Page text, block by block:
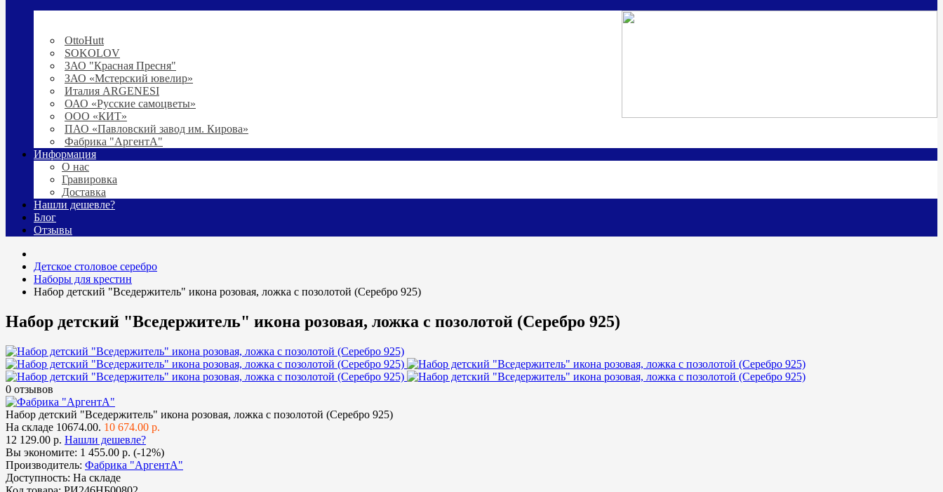
OttoHutt
SOKOLOV
ЗАО "Красная Пресня"
ЗАО «Мстерский ювелир»
Италия ARGENESI
ОАО «Русские самоцветы»
ООО «КИТ»
ПАО «Павловский завод им. Кирова»
Фабрика "АргентА"
Информация
О нас
Гравировка
Доставка
Нашли дешевле?
Блог
Отзывы
Детское столовое серебро
Наборы для крестин
Набор детский "Вседержитель" икона розовая, ложка с позолотой (Серебро 925)
Набор детский "Вседержитель" икона розовая, ложка с позолотой (Серебро 925)
0 отзывов
Набор детский "Вседержитель" икона розовая, ложка с позолотой (Серебро 925)
На складе 10674.00. 10 674.00 р.
12 129.00 р. Нашли дешевле?
Вы экономите: 1 455.00 р. (-12%)
Производитель: Фабрика "АргентА"
Доступность: На складе